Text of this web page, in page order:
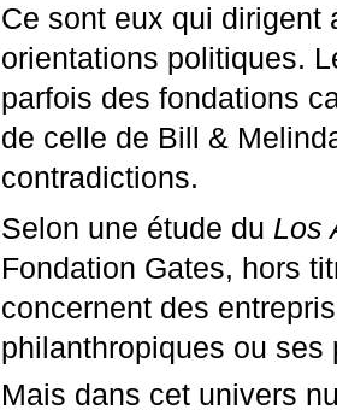
Ce sont eux qui dirigent
orientations politiques.
parfois des fondations
de celle de Bill &
contradictions.
Selon une étude du Los
Fondation Gates, hors
concernent des
philanthropiques ou
Mais dans cet univers